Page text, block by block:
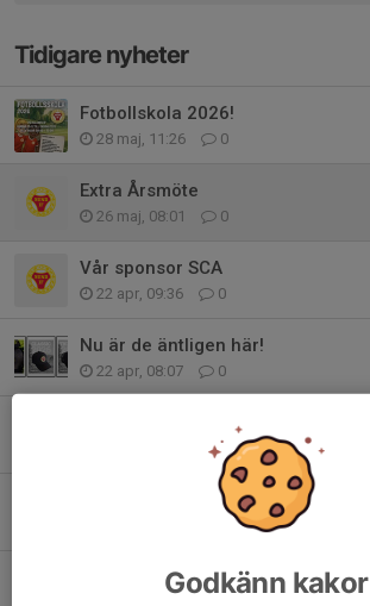
Tidigare nyheter
Fotbollskola 2026!
28 maj, 11:26 0
Extra Årsmöte
26 maj, 08:01 0
Vår sponsor SCA
22 apr, 09:36 0
Nu är de äntligen här!
22 apr, 08:07 0
Årets ungdomsledare Dam
18
Sund IF på Gärdeskoj!
Godkänn kakor